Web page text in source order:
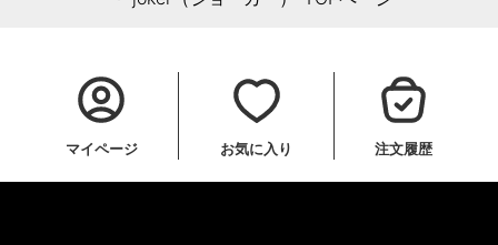
マイページ お気に入り 注文履歴